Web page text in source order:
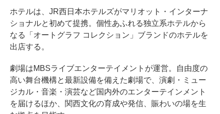
ホテルは、JR西日本ホテルズがマリオット・インターナ
ショナルと初めて提携。個性あふれる独立系ホテルから
なる「オートグラフ コレクション」ブランドのホテルを
出店する。
劇場はMBSライブエンターテイメントが運営。自由度の
高い舞台機構と最新設備を備えた劇場で、演劇・ミュー
ジカル・音楽・演芸など国内外のエンターテインメント
を届けるほか、関西文化の育成や発信、賑わいの場を生